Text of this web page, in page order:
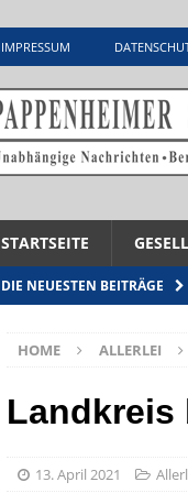
IMPRESSUM
STARTSEITE
DIE NEUESTEN BEITRÄGE
HOME ALLERLEI
Landkreis
13. April 2021